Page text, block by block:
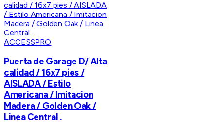
ACCESSPRO
Puerta de Garage D/ Alta
calidad / 16x7 pies /
AISLADA / Estilo
Americana / Imitacion
Madera / Golden Oak /
Linea Central .